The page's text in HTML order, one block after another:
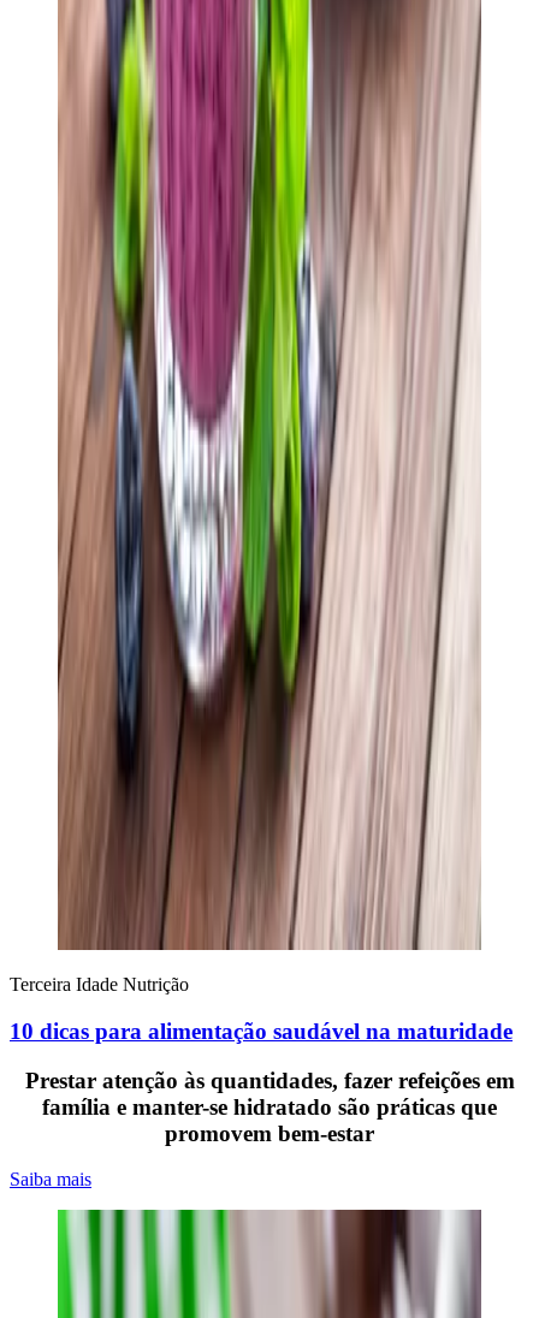
Terceira Idade Nutrição
10 dicas para alimentação saudável na maturidade
Prestar atenção às quantidades, fazer refeições em
família e manter-se hidratado são práticas que
promovem bem-estar
Saiba mais